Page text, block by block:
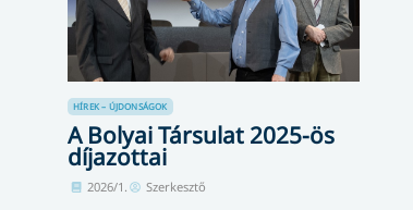
HÍREK – ÚJDONSÁGOK
A Bolyai Társulat 2025-ös
díjazottai
2026/1. Szerkesztő